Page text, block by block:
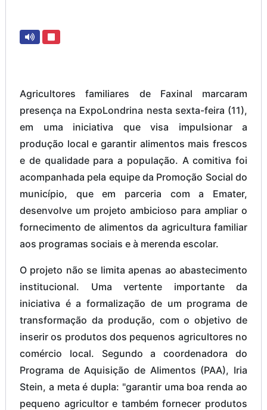
Agricultores familiares de Faxinal marcaram
presença na ExpoLondrina nesta sexta-feira (11),
em uma iniciativa que visa impulsionar a
produção local e garantir alimentos mais frescos
e de qualidade para a população. A comitiva foi
acompanhada pela equipe da Promoção Social do
município, que em parceria com a Emater,
desenvolve um projeto ambicioso para ampliar o
fornecimento de alimentos da agricultura familiar
aos programas sociais e à merenda escolar.
O projeto não se limita apenas ao abastecimento
institucional. Uma vertente importante da
iniciativa é a formalização de um programa de
transformação da produção, com o objetivo de
inserir os produtos dos pequenos agricultores no
comércio local. Segundo a coordenadora do
Programa de Aquisição de Alimentos (PAA), Iria
Stein, a meta é dupla: "garantir uma boa renda ao
pequeno agricultor e também fornecer produtos